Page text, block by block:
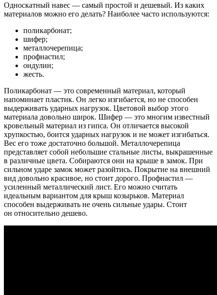
Односкатный навес — самый простой и дешевый. Из каких
материалов можно его делать? Наиболее часто используются:
поликарбонат;
шифер;
металлочерепица;
профнастил;
ондулин;
жесть.
Поликарбонат — это современный материал, который
напоминает пластик. Он легко изгибается, но не способен
выдерживать ударных нагрузок. Цветовой выбор этого
материала довольно широк. Шифер — это многим известный
кровельный материал из гипса. Он отличается высокой
хрупкостью, боится ударных нагрузок и не может изгибаться.
Вес его тоже достаточно большой. Металлочерепица
представляет собой небольшие стальные листы, выкрашенные
в различные цвета. Собираются они на крыше в замок. При
сильном ударе замок может разойтись. Покрытие на внешний
вид довольно красивое, но стоит дорого. Профнастил —
усиленный металлический лист. Его можно считать
идеальным вариантом для крыш козырьков. Материал
способен выдерживать не очень сильные удары. Стоит
он относительно дешево.